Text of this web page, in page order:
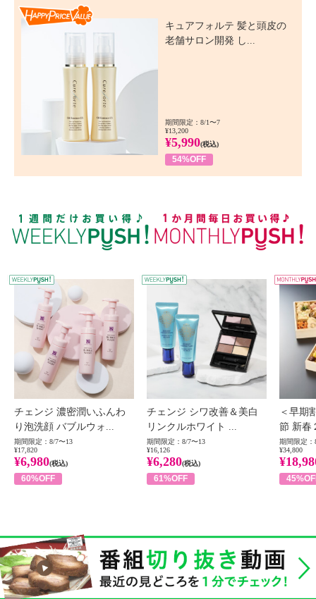
キュアフォルテ 髪と頭皮の
老舗サロン開発 し...
期間限定：8/1〜7
¥13,200
¥5,990(税込)
54%OFF
WEEKLY PUSH
チェンジ 濃密潤いふんわ
り泡洗顔 バブルウォ...
期間限定：8/7〜13
¥17,820
¥6,980(税込)
60%OFF
チェンジ シワ改善＆美白
リンクルホワイト ...
期間限定：8/7〜13
¥16,126
¥6,280(税込)
61%OFF
＜早期
節 新春
期間限定：
¥34,800